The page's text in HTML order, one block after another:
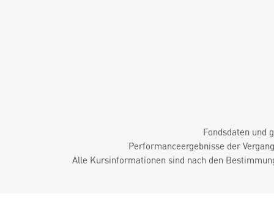
Fondsdaten und
Performanceergebnisse der
Alle Kursinformationen sind nach den